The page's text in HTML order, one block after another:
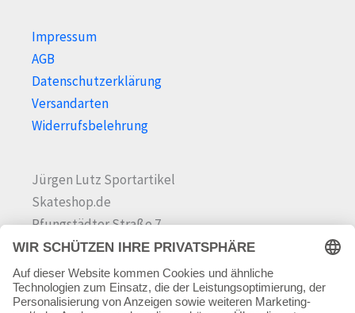
Impressum
AGB
Datenschutzerklärung
Versandarten
Widerrufsbelehrung
Jürgen Lutz Sportartikel
Skateshop.de
Pfungstädter Straße 7
64342 Seeheim-Jugenheim
Tel.06257 868181
Mail:info@skateshop.de